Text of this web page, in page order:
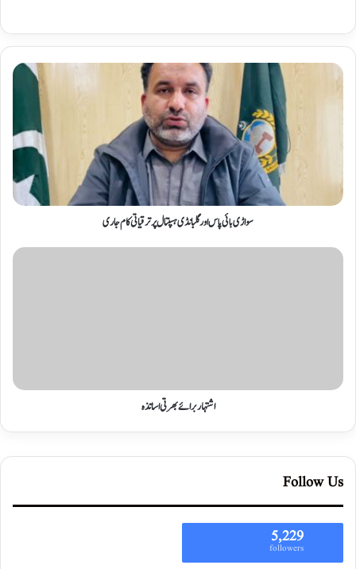
سواڑی بائی پاس اور گلبانڈی ہسپتال پر ترقیاتی کام جاری
اشتہار برائے بھرتی اساتذہ
Follow Us
5,229
followers